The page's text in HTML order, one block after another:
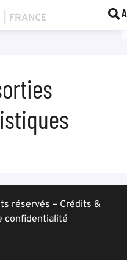
réservés – Crédits &
confidentialité